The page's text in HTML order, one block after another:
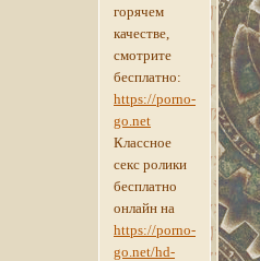
горячем
качестве,
смотрите
бесплатно:
https://porno-
go.net
Классное
секс ролики
бесплатно
онлайн на
https://porno-
go.net/hd-